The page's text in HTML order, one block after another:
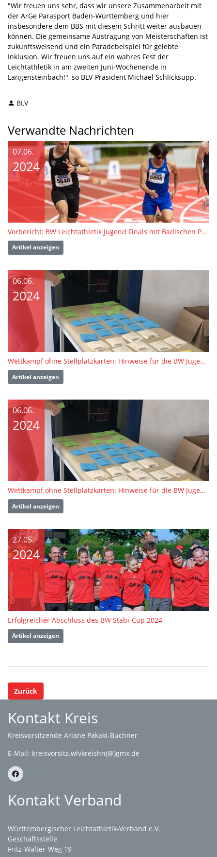
"Wir freuen uns sehr, dass wir unsere Zusammenarbeit mit
der ArGe Parasport Baden-Württemberg und hier
insbesondere dem BBS mit diesem Schritt weiter ausbauen
können. Die gemeinsame Austragung von Meisterschaften ist
zukunftsweisend und ein Paradebeispiel für gelebte
Inklusion. Wir freuen uns auf ein wahres Fest der
Leichtathletik in am zweiten Juni-Wochenende in
Langensteinbach!", so BLV-Präsident Michael Schlicksupp.
BLV
Verwandte Nachrichten
07.06.
2024
Vorbericht: BW Leichtathletik Jugend Finals mit Badischen Para-Meisterschaften
Artikel anzeigen
06.06.
2024
Wettkampf ohne Stellplatzkarten: Hinweise für die BW Jugend Finals
Artikel anzeigen
06.06.
2024
Wettkampf ohne Stellplatzkarten: Hinweise für die BW Jugend Finals
Artikel anzeigen
27.05.
2024
Erfolgreicher Abschluss des BW Stabi-Cup 2024
Artikel anzeigen
Zurück
Kontakt Kreis
Kreisvorsitzende Ariane Pakaki-Buchner
E-Mail: kreisvorsitz.wlvkreishn(@)gmx.de
Kontakt Verband
Württembergischer Leichtathletik-Verband e.V.
Geschäftsstelle
Fritz-Walter-Weg 19